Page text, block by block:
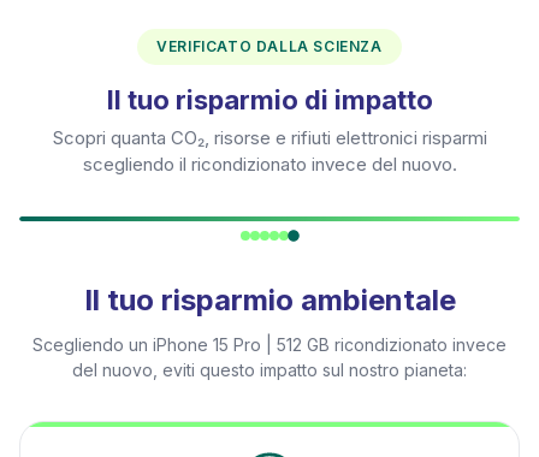
VERIFICATO DALLA SCIENZA
Il tuo risparmio di impatto
Scopri quanta CO₂, risorse e rifiuti elettronici risparmi
scegliendo il ricondizionato invece del nuovo.
Il tuo risparmio ambientale
Scegliendo un iPhone 15 Pro | 512 GB ricondizionato invece
del nuovo, eviti questo impatto sul nostro pianeta: